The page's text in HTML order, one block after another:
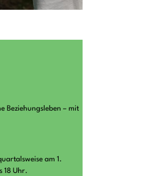
Beziehungsleben – mit
am 1.
18 Uhr.